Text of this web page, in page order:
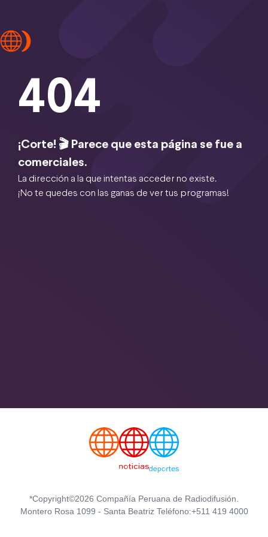
404
¡Corte! 🎬 Parece que esta página se fue a
comerciales.
La dirección a la que intentas acceder no existe.
¡No te quedes con las ganas de ver tus programas!
*Copyright©2026 Compañía Peruana de Radiodifusión.
Montero Rosa 1099 - Santa Beatriz Teléfono:+511 419 4000